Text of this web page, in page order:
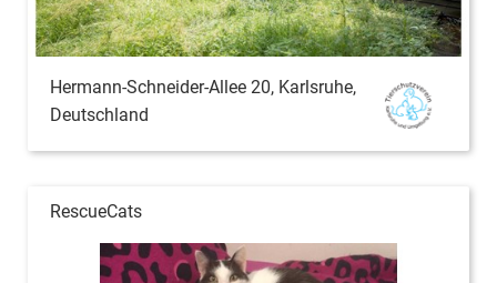
Hermann-Schneider-Allee 20, Karlsruhe,
Deutschland
RescueCats